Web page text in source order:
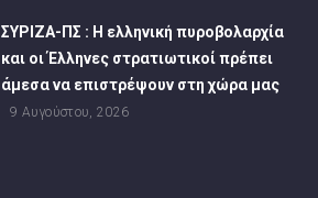
ΣΥΡΙΖΑ-ΠΣ : Η ελληνική πυροβολαρχία
και οι Έλληνες στρατιωτικοί πρέπει
άμεσα να επιστρέψουν στη χώρα μας
9 Αυγούστου, 2026